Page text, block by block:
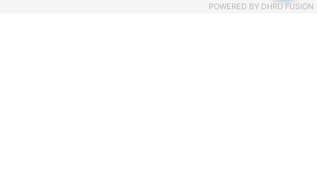
POWERED BY DHRU FUSION